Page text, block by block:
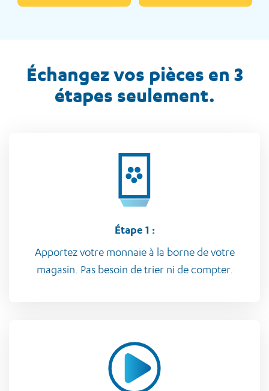
Échangez vos pièces en 3
étapes seulement.
Étape 1 :
Apportez votre monnaie à la borne de votre
magasin. Pas besoin de trier ni de compter.